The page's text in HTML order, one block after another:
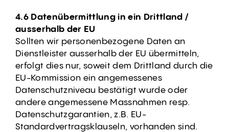
4.6 Datenübermittlung in ein Drittland /
ausserhalb der EU
Sollten wir personenbezogene Daten an
Dienstleister ausserhalb der EU übermitteln,
erfolgt dies nur, soweit dem Drittland durch die
EU-Kommission ein angemessenes
Datenschutzniveau bestätigt wurde oder
andere angemessene Massnahmen resp.
Datenschutzgarantien, z.B. EU-
Standardvertragsklauseln, vorhanden sind.